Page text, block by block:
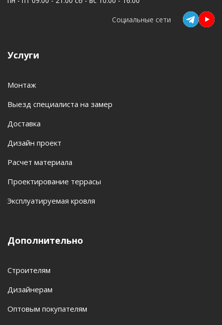
Услуги
Монтаж
Выезд специалиста на замер
Доставка
Дизайн проект
Расчет материала
Проектирование террасы
Эксплуатируемая кровля
Дополнительно
Строителям
Дизайнерам
Оптовым покупателям
Социальные сети